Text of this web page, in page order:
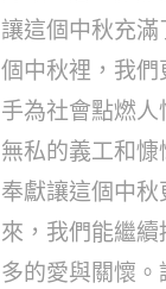
讓這個中秋充
個中秋裡，我
手為社會點燃
無私的義工和
奉獻讓這個中
來，我們能繼
多的愛與關懷